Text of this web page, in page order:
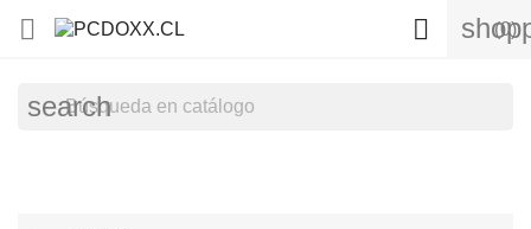
 (0)

search